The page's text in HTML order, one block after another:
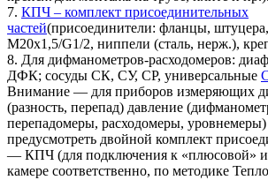
7. КПЧ – комплект присоединительных
частей(присоединители: фланцы,
М20х1,5/G1/2, ниппели (сталь, нерж.),
8. Для дифманометров-расходомеров:
ДФК; сосуды СК, СУ, СР, универсальные
Внимание — для приборов измеряющих
(разность, перепад) давление
перепадомеры, расходомеры,
предусмотреть двойной комплект
— КПЧ (для подключения к «плюсовой»
камере соответственно, по методике